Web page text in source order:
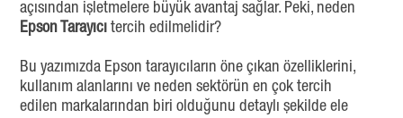
açısından işletmelere büyük avantaj sağlar. Peki, neden
Epson Tarayıcı tercih edilmelidir?
Bu yazımızda Epson tarayıcıların öne çıkan özelliklerini,
kullanım alanlarını ve neden sektörün en çok tercih
edilen markalarından biri olduğunu detaylı şekilde ele